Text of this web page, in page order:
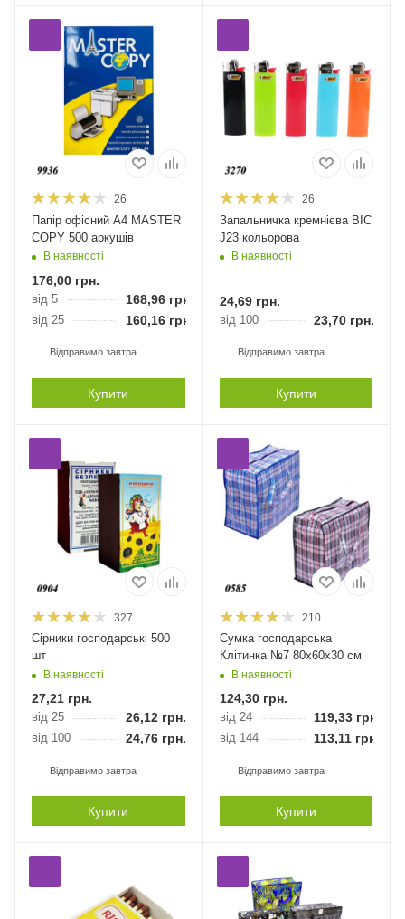
26
Папір офісний А4 MASTER
COPY 500 аркушів
В наявності
176,00 грн.
від 5 168,96 грн.
від 25 160,16 грн.
Відправимо завтра
Купити
26
Запальничка кремнієва BIC
J23 кольорова
В наявності
24,69грн.
від 100 23,70грн.
Відправимо завтра
Купити
327
Сірники господарські 500
шт
В наявності
27,21 грн.
від 25 26,12 грн.
від 100 24,76 грн.
Відправимо завтра
Купити
210
Сумка господарська
Клітинка №7 80х60х30 см
В наявності
124,30грн.
від 24 119,33грн.
від 144 113,11грн.
Відправимо завтра
Купити